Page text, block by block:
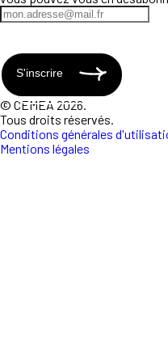
S'inscrire
© CEMEA 2026.
Tous droits réservés.
Conditions générales
Mentions légales